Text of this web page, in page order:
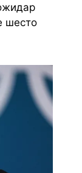
шесто